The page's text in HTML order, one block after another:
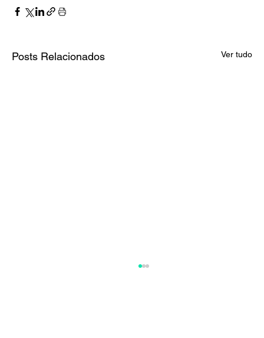
Posts Relacionados Ver tudo